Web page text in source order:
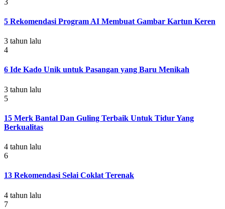
5 Rekomendasi Program AI Membuat Gambar Kartun Keren
3 tahun lalu
4
6 Ide Kado Unik untuk Pasangan yang Baru Menikah
3 tahun lalu
5
15 Merk Bantal Dan Guling Terbaik Untuk Tidur Yang
Berkualitas
4 tahun lalu
6
13 Rekomendasi Selai Coklat Terenak
4 tahun lalu
7